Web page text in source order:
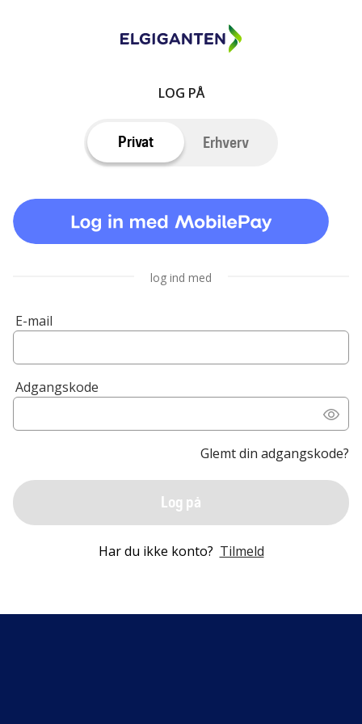
LOG PÅ
Privat Erhverv
log ind med
E-mail
Adgangskode
Glemt din adgangskode?
Log på
Har du ikke konto? Tilmeld